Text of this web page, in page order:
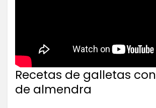
Recetas de galletas
de almendra